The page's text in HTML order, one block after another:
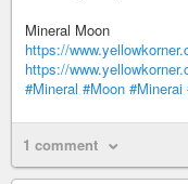
Mineral Moon
https://
https://
#Mineral #Moon #Minerai
1 comment